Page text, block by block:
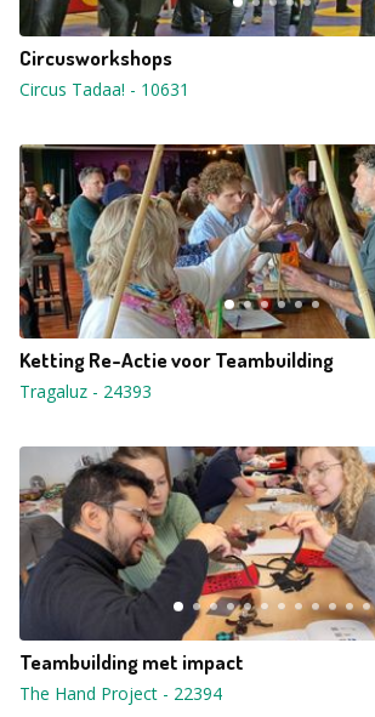
Circusworkshops
Circus Tadaa! - 10631
Ketting Re-Actie voor Teambuilding
Tragaluz - 24393
Teambuilding met impact
The Hand Project - 22394